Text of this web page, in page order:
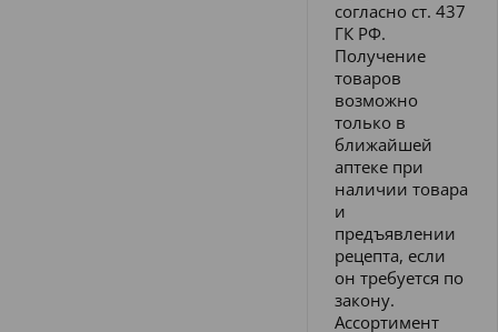
согласно ст. 437
ГК РФ.
Получение
товаров
возможно
только в
ближайшей
аптеке при
наличии товара
и
предъявлении
рецепта, если
он требуется по
закону.
Ассортимент